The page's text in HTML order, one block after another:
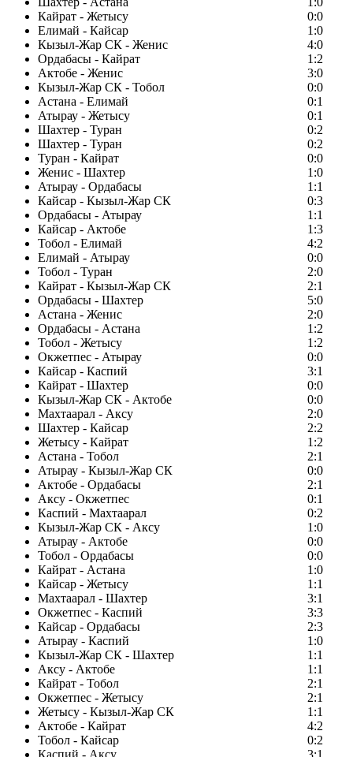
Кайрат - Жетысу
0:0
Елимай - Кайсар
1:0
Кызыл-Жар СК - Женис
4:0
Ордабасы - Кайрат
1:2
Актобе - Женис
3:0
Кызыл-Жар СК - Тобол
0:0
Астана - Елимай
0:1
Атырау - Жетысу
0:1
Шахтер - Туран
0:2
Шахтер - Туран
0:2
Туран - Кайрат
0:0
Женис - Шахтер
1:0
Атырау - Ордабасы
1:1
Кайсар - Кызыл-Жар СК
0:3
Ордабасы - Атырау
1:1
Кайсар - Актобе
1:3
Тобол - Елимай
4:2
Елимай - Атырау
0:0
Тобол - Туран
2:0
Кайрат - Кызыл-Жар СК
2:1
Ордабасы - Шахтер
5:0
Астана - Женис
2:0
Ордабасы - Астана
1:2
Тобол - Жетысу
1:2
Окжетпес - Атырау
0:0
Кайсар - Каспий
3:1
Кайрат - Шахтер
0:0
Кызыл-Жар СК - Актобе
0:0
Махтаарал - Аксу
2:0
Шахтер - Кайсар
2:2
Жетысу - Кайрат
1:2
Астана - Тобол
2:1
Атырау - Кызыл-Жар СК
0:0
Актобе - Ордабасы
2:1
Аксу - Окжетпес
0:1
Каспий - Махтаарал
0:2
Кызыл-Жар СК - Аксу
1:0
Атырау - Актобе
0:0
Тобол - Ордабасы
0:0
Кайрат - Астана
1:0
Кайсар - Жетысу
1:1
Махтаарал - Шахтер
3:1
Окжетпес - Каспий
3:3
Кайсар - Ордабасы
2:3
Атырау - Каспий
1:0
Кызыл-Жар СК - Шахтер
1:1
Аксу - Актобе
1:1
Кайрат - Тобол
2:1
Окжетпес - Жетысу
2:1
Жетысу - Кызыл-Жар СК
1:1
Актобе - Кайрат
4:2
Тобол - Кайсар
0:2